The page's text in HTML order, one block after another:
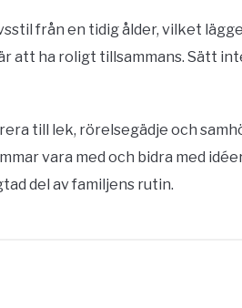
från en tidig ålder, vilket
att ha roligt tillsammans. Sätt
till lek, rörelsegädje och
vara med och bidra med
del av familjens rutin.